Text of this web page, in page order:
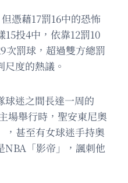
憑藉17罰16中的恐怖
投4中，依靠12罰10
次罰球，超過雙方總罰
度的熱議。
球迷之間長達一周的
場舉行時，聖安東尼奧
，甚至有女球迷手持奧
NBA「影帝」，諷刺他